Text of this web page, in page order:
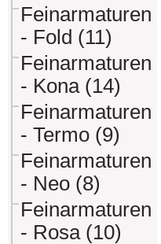
Feinarmaturen
- Fold (11)
Feinarmaturen
- Kona (14)
Feinarmaturen
- Termo (9)
Feinarmaturen
- Neo (8)
Feinarmaturen
- Rosa (10)